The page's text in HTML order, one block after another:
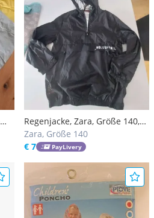
Regenjacke, Zara, Größe 140,
Neu
Zara, Größe 140
€ 7
PayLivery